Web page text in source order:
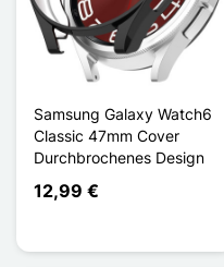
Samsung Galaxy Watch6
Classic 47mm Cover
Durchbrochenes Design
12,99 €